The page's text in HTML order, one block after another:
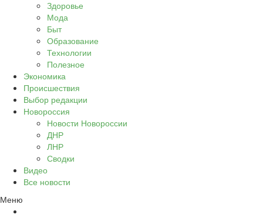
Здоровье
Мода
Быт
Образование
Технологии
Полезное
Экономика
Происшествия
Выбор редакции
Новороссия
Новости Новороссии
ДНР
ЛНР
Сводки
Видео
Все новости
Меню